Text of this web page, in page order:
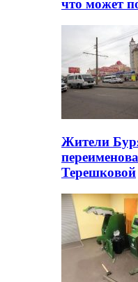
что может
Жители
Терешковой